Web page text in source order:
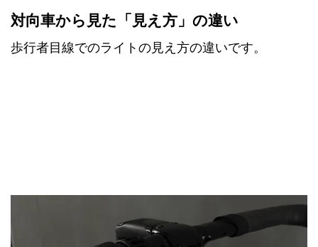
対向車から見た「見え方」の違い
歩行者目線でのライトの見え方の違いです。